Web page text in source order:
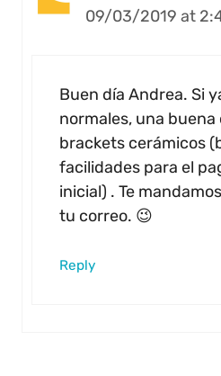
09/03/2019 at
Buen día Andrea. Si
normales, una buena
brackets cerámicos
facilidades para el
inicial) . Te
tu correo. 😉
Reply